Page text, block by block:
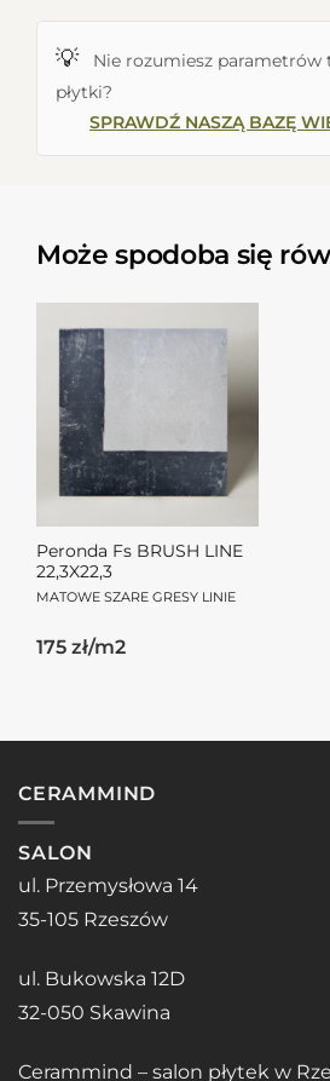
💡
Nie rozumiesz parametrów
płytki?
SPRAWDŹ NASZĄ BAZĘ
Może spodoba się
Peronda Fs BRUSH LINE
22,3X22,3
MATOWE SZARE GRESY LINIE
175 zł/m2
CERAMMIND
SALON
ul. Przemysłowa 14
35-105 Rzeszów
ul. Bukowska 12D
32-050 Skawina
Cerammind – salon płytek w